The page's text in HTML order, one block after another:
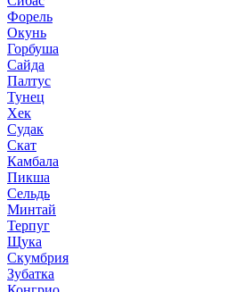
Форель
Окунь
Горбуша
Сайда
Палтус
Тунец
Хек
Судак
Скат
Камбала
Пикша
Сельдь
Минтай
Терпуг
Щука
Скумбрия
Зубатка